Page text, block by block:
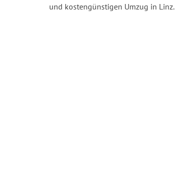
und kostengünstigen Umzug in Linz.